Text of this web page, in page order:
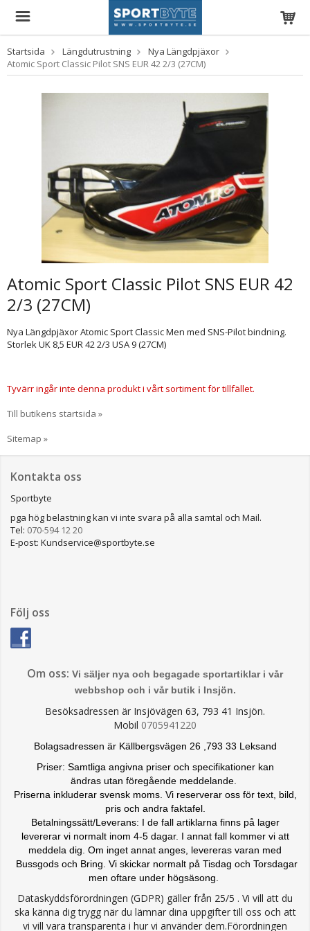
Startsida Längdutrustning
Nya Längdpjäxor
Atomic Sport Classic Pilot SNS EUR 42 2/3 (27CM)
Atomic Sport Classic Pilot SNS EUR 42
2/3 (27CM)
Nya Längdpjäxor Atomic Sport Classic Men med SNS-Pilot bindning.
Storlek UK 8,5 EUR 42 2/3 USA 9 (27CM)
Tyvärr ingår inte denna produkt i vårt sortiment för tillfället.
Till butikens startsida »
Sitemap »
Kontakta oss
Sportbyte
pga hög belastning kan vi inte svara på alla samtal och Mail.
Tel: 070-594 12 20
E-post: Kundservice@sportbyte.se
Följ oss
Om oss: Vi säljer nya och begagade sportartiklar i vår
webbshop och i vår butik i Insjön.
Besöksadressen är Insjövägen 63, 793 41 Insjön.
Mobil 0705941220
Bolagsadressen är Källbergsvägen 26 ,793 33 Leksand
Priser: Samtliga angivna priser och specifikationer kan
ändras utan föregående meddelande.
Priserna inkluderar svensk moms. Vi reserverar oss för text, bild,
pris och andra faktafel.
Betalningssätt/Leverans: I de fall artiklarna finns på lager
levererar vi normalt inom 4-5 dagar. I annat fall kommer vi att
meddela dig. Om inget annat anges, levereras varan med
Bussgods och Bring. Vi skickar normalt på Tisdag och Torsdagar
men oftare under högsäsong.
Dataskyddsförordningen (GDPR) gäller från 25/5 . Vi vill att du
ska känna dig trygg när du lämnar dina uppgifter till oss och att
vi vill vara transparenta i hur vi använder dem.Förordningen